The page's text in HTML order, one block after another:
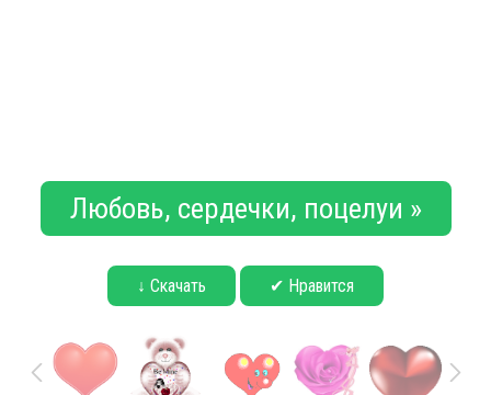
Любовь, сердечки, поцелуи »
↓ Скачать ✔ Нравится